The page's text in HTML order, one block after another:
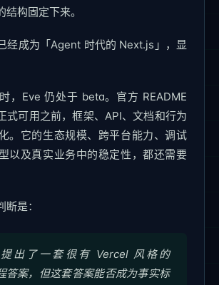
构固定下来。
经成为「Agent 时代的 Next.js」，显
，Eve 仍处于 beta。官方 README
式可用之前，框架、API、文档和行为
。它的生态规模、跨平台能力、调试
以及真实业务中的稳定性，都还需要
是：
出了一套很有 Vercel 风格的
答案，但这套答案能否成为事实标